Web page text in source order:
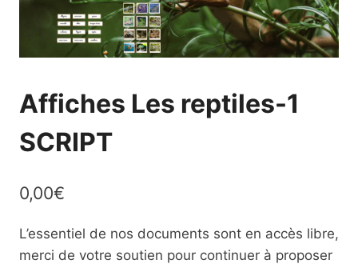
Affiches Les reptiles-1
SCRIPT
0,00€
L’essentiel de nos documents sont en accès libre,
merci de votre soutien pour continuer à proposer